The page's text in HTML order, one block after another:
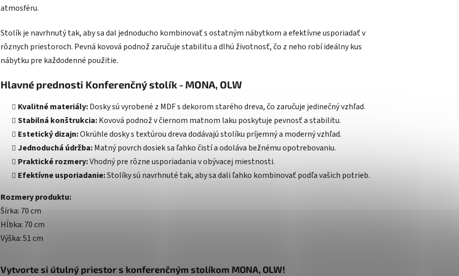
atmosféru.
Stolík je navrhnutý tak, aby sa dal jednoducho kombinovať s ostatným nábytkom a efektívne usporiadať v
rôznych priestoroch. Pevná kovová podnož zaručuje stabilitu a dlhú životnosť, čo z neho robí ideálny kus
nábytku pre každodenné použitie.
Hlavné prednosti Konferenčný stolík - MONA, OLW
Kvalitné materiály:Dosky sú vyrobené z MDF s dekorom starého dreva, čo zaručuje jedinečný vzhľad.
Stabilná konštrukcia:Kovová podnož v čiernom matnom laku poskytuje pevnosť a stabilitu.
Estetický dizajn:Okrúhle dosky s textúrou dreva dodávajú stolíku príjemný a moderný vzhľad.
Jednoduchá údržba:Matný povrch dosiek sa ľahko čistí a odoláva bežnému opotrebovaniu.
Praktické rozmery:Vhodný pre rôzne usporiadania v obývacej miestnosti.
Efektívne usporiadanie:Stolíky sú navrhnuté tak, aby sa dali ľahko kombinovať podľa vašich potrieb.
Rozmery produktu:
Šírka: 70 cm
Hĺbka: 70 cm
Výška: 51 cm
Vytvorte si útulný priestor s konferenčným stolíkom MONA, OLW!